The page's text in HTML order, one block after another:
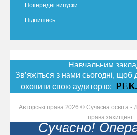
Попередні випуски
Підпишись
Навчальним
Зв’яжіться з нами сьогодні, щоб
охопити свою аудиторію:
Авторські права 2026 © Сучасна освіта -
права захищені.
Сучасно!